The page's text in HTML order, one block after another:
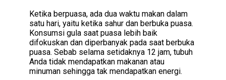
Ketika berpuasa, ada dua waktu makan dalam
satu hari, yaitu ketika sahur dan berbuka puasa.
Konsumsi gula saat puasa lebih baik
difokuskan dan diperbanyak pada saat berbuka
puasa. Sebab selama setidaknya 12 jam, tubuh
Anda tidak mendapatkan makanan atau
minuman sehingga tak mendapatkan energi.